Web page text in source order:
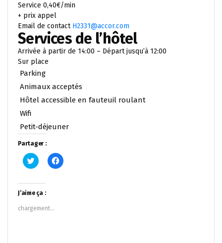
Service 0,40€/min
+ prix appel
Email de contact H2331@accor.com
Services de l’hôtel
Arrivée à partir de 14:00 – Départ jusqu’à 12:00
Sur place
Parking
Animaux acceptés
Hôtel accessible en fauteuil roulant
Wifi
Petit-déjeuner
Partager :
Cliquez
pour
Twitter(ouvre
dans
une
nouvelle
fenêtre)
Cliquez
pour
J’aime ça :
chargement…